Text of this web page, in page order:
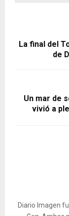
La final del
de
Un mar de
vivió a
Diario Imagen